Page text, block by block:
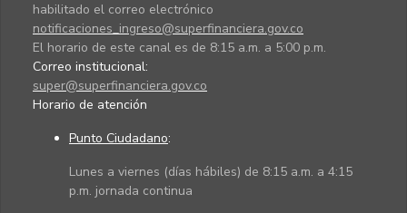
habilitado el correo electrónico
notificaciones_ingreso@superfinanciera.gov.co
El horario de este canal es de 8:15 a.m. a 5:00 p.m.
Correo institucional:
super@superfinanciera.gov.co
Horario de atención
Punto Ciudadano:
Lunes a viernes (días hábiles) de 8:15 a.m. a 4:15
p.m. jornada continua